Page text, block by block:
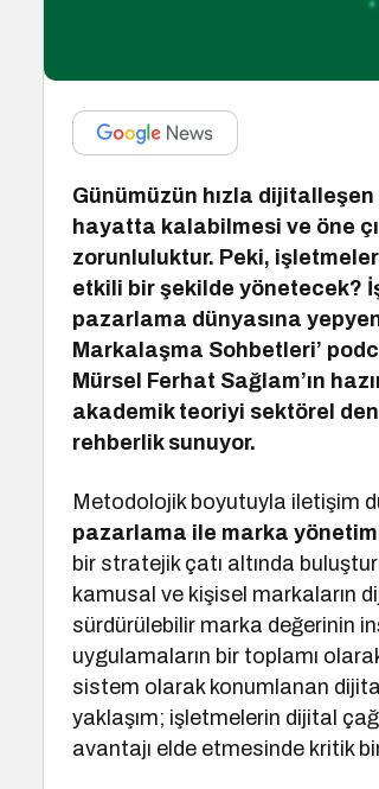
Günümüzün hızla
hayatta kalabilmesi ve öne
zorunluluktur. Peki,
etkili bir şekilde yönetecek?
pazarlama dünyasına
Markalaşma Sohbetleri’
Mürsel Ferhat Sağlam’ın
akademik teoriyi sektörel
rehberlik sunuyor.
Metodolojik boyutuyla iletişim
pazarlama ile marka
bir stratejik çatı altında
kamusal ve kişisel markaların
sürdürülebilir marka değerinin
uygulamaların bir toplamı
sistem olarak konumlanan
yaklaşım; işletmelerin dijital
avantajı elde etmesinde kritik